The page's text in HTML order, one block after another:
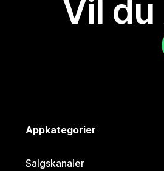
Vil du
Appkategorier
Salgskanaler